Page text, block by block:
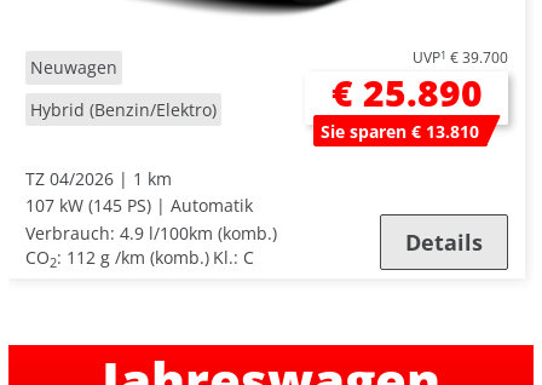
Neuwagen
Hybrid (Benzin/Elektro)
UVP1 € 39.700
€ 25.890
Sie sparen € 13.810
TZ 04/2026
1 km
107 kW (145 PS)
Automatik
Verbrauch: 4.9 l/100km (komb.)
CO2: 112 g /km (komb.) Kl.: C
Details